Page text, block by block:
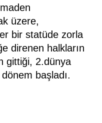
üzere,
bir statüde zorla
direnen halkların
gittiği, 2.dünya
başladı.